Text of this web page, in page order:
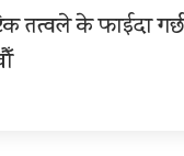
तत्वले के फाईदा